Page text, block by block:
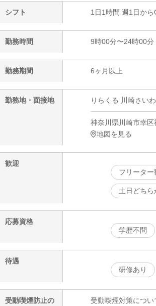
シフト 1日1時間 週1日から
勤務時間 9時00分〜24時00分
勤務期間 6ヶ月以上
勤務地・面接地 りらくる 川崎さい
神奈川県川崎市幸
地図を見る
歓迎
フリーター
土日どち
応募資格
学歴不問
待遇
研修あり
受動喫煙防止の
受動喫煙対策につ